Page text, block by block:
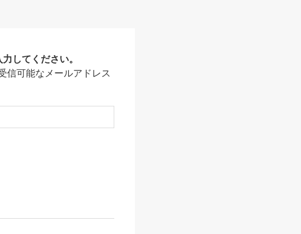
してください。
信可能なメールアドレス